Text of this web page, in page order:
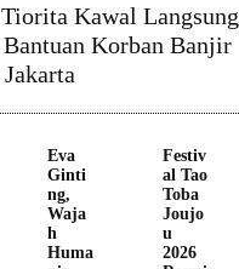
Kawal Langsung
Bantuan Korban Banjir
Eva
Ginti
ng,
Waja
h
Huma
Festiv
al Tao
Toba
Joujo
u
2026